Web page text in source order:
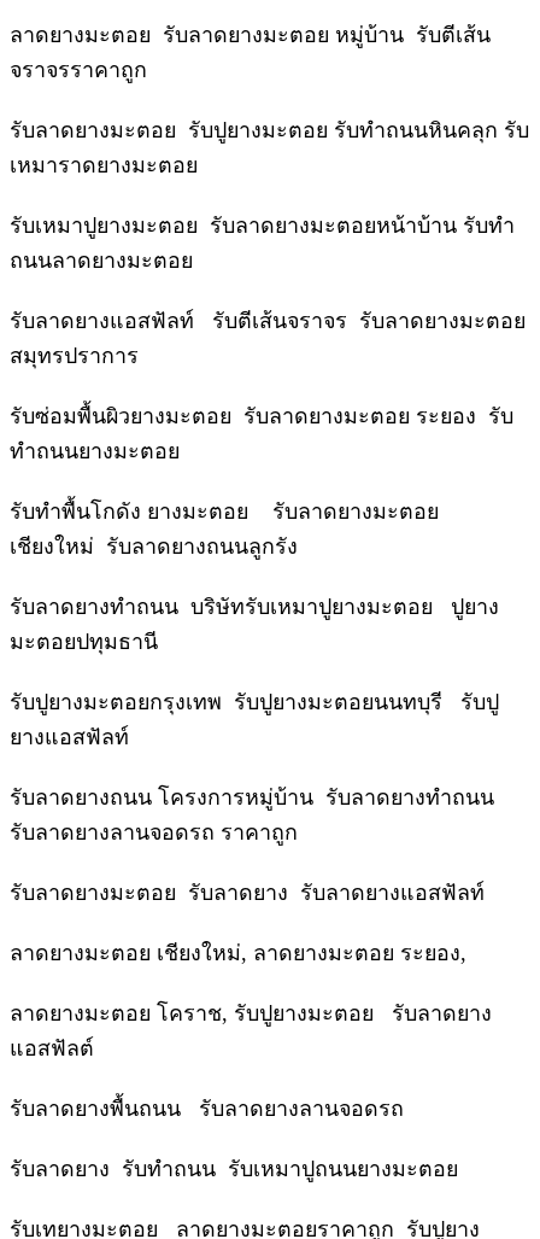
ลาดยางมะตอย รับลาดยางมะตอย หมู่บ้าน รับตีเส้น
จราจรราคาถูก
รับลาดยางมะตอย รับปูยางมะตอย รับทำถนนหินคลุก รับ
เหมาราดยางมะตอย
รับเหมาปูยางมะตอย รับลาดยางมะตอยหน้าบ้าน รับทำ
ถนนลาดยางมะตอย
รับลาดยางแอสฟัลท์ รับตีเส้นจราจร รับลาดยางมะตอย
สมุทรปราการ
รับซ่อมพื้นผิวยางมะตอย รับลาดยางมะตอย ระยอง รับ
ทำถนนยางมะตอย
รับทำพื้นโกดัง ยางมะตอย รับลาดยางมะตอย
เชียงใหม่ รับลาดยางถนนลูกรัง
รับลาดยางทำถนน บริษัทรับเหมาปูยางมะตอย ปูยาง
มะตอยปทุมธานี
รับปูยางมะตอยกรุงเทพ รับปูยางมะตอยนนทบุรี รับปู
ยางแอสฟัลท์
รับลาดยางถนน โครงการหมู่บ้าน รับลาดยางทำถนน
รับลาดยางลานจอดรถ ราคาถูก
รับลาดยางมะตอย รับลาดยาง รับลาดยางแอสฟัลท์
ลาดยางมะตอย เชียงใหม่, ลาดยางมะตอย ระยอง,
ลาดยางมะตอย โคราช, รับปูยางมะตอย รับลาดยาง
แอสฟัลต์
รับลาดยางพื้นถนน รับลาดยางลานจอดรถ
รับลาดยาง รับทำถนน รับเหมาปูถนนยางมะตอย
รับเทยางมะตอย ลาดยางมะตอยราคาถูก รับปูยาง